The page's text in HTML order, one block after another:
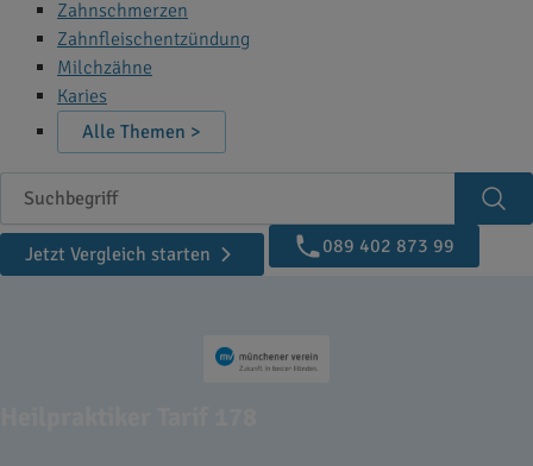
Zahnschmerzen
Zahnfleischentzündung
Milchzähne
Karies
Alle Themen >
Suchbegriff
Jetzt Vergleich starten
089 402 873 99